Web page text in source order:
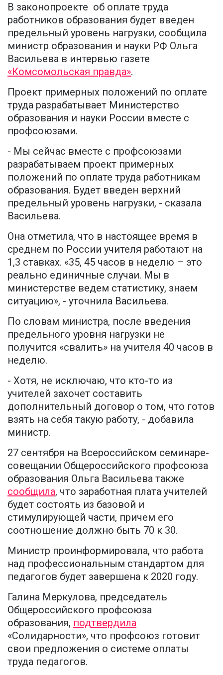
В законопроекте об оплате труда
работников образования будет введен
предельный уровень нагрузки, сообщила
министр образования и науки РФ Ольга
Васильева в интервью газете
«Комсомольская правда».
Проект примерных положений по оплате
труда разрабатывает Министерство
образования и науки России вместе с
профсоюзами.
- Мы сейчас вместе с профсоюзами
разрабатываем проект примерных
положений по оплате труда работникам
образования. Будет введен верхний
предельный уровень нагрузки, - сказала
Васильева.
Она отметила, что в настоящее время в
среднем по России учителя работают на
1,3 ставках. «35, 45 часов в неделю – это
реально единичные случаи. Мы в
министерстве ведем статистику, знаем
ситуацию», - уточнила Васильева.
По словам министра, после введения
предельного уровня нагрузки не
получится «свалить» на учителя 40 часов в
неделю.
- Хотя, не исключаю, что кто-то из
учителей захочет составить
дополнительный договор о том, что готов
взять на себя такую работу, - добавила
министр.
27 сентября на Всероссийском семинаре-
совещании Общероссийского профсоюза
образования Ольга Васильева также
сообщила, что заработная плата учителей
будет состоять из базовой и
стимулирующей части, причем его
соотношение должно быть 70 к 30.
Министр проинформировала, что работа
над профессиональным стандартом для
педагогов будет завершена к 2020 году.
Галина Меркулова, председатель
Общероссийского профсоюза
образования, подтвердила
«Солидарности», что профсоюз готовит
свои предложения о системе оплаты
труда педагогов.